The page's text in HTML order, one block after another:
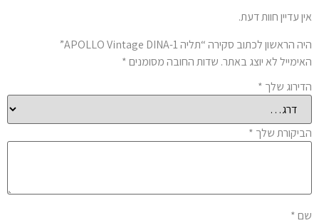
אין עדיין חוות דעת.
היה הראשון לכתוב סקירה “תליה APOLLO Vintage DINA-1”
האימייל לא יוצג באתר. שדות החובה מסומנים*
הדירוג שלך *
הביקורת שלך *
שם*